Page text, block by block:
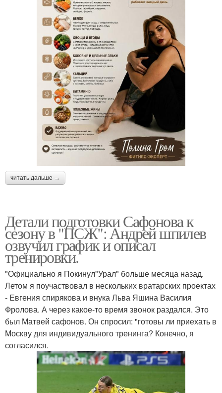
читать дальше →
Детали подготовки Сафонова к
сезону в "ПСЖ": Андрей шпилев
озвучил график и описал
тренировки.
"Официально я Покинул"Урал" больше месяца назад.
Летом я поучаствовал в нескольких вратарских проектах
- Евгения спирякова и внука Льва Яшина Василия
Фролова. А через какое-то время звонок раздался. Это
был Матвей сафонов. Он спросил: "готовы ли приехать в
Москву для индивидуального тренинга? Конечно, я
согласился.